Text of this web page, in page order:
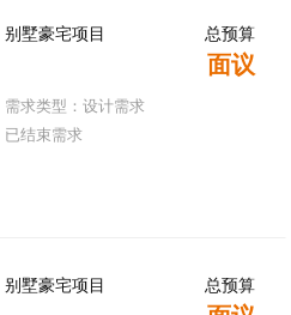
别墅豪宅项目 总预算
面议
需求类型：设计需求
已结束需求
别墅豪宅项目 总预算